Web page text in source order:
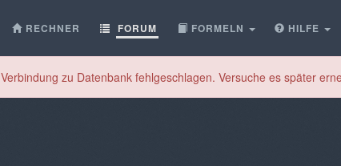
RECHNER FORUM FORMELN HILFE
Verbindung zu Datenbank fehlgeschlagen. Versuche es später